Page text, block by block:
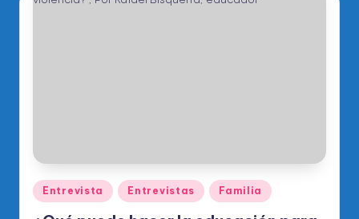
Publicado
en
Entrevista Entrevistas Familia